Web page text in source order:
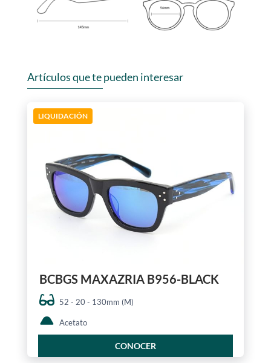
Artículos que te pueden interesar
LIQUIDACIÓN
BCBGS MAXAZRIA B956-BLACK
52 - 20 - 130mm (M)
Acetato
CONOCER